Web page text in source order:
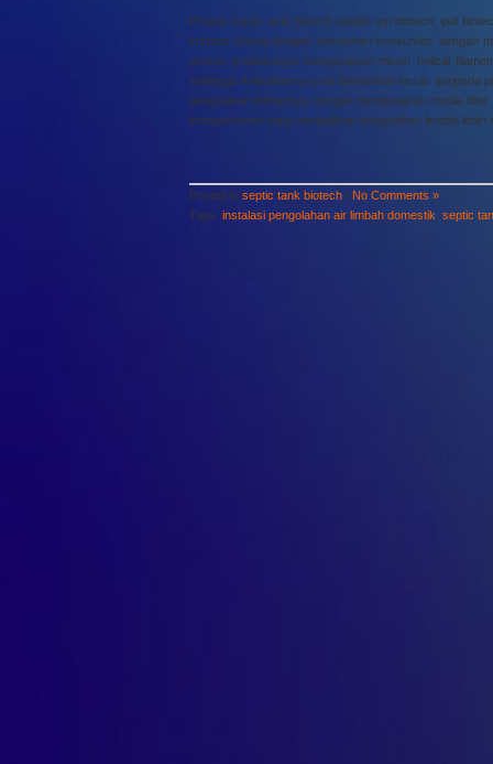
Produk septic tank biotech adalah stp biotech, ipal
khusus sesuai dengan kebutuhan konsumen. dengan
proses produksinya mengunakan mesin helical
sehingga kekuatannya pun bertambah besar daripada
pengolahan limbahnya dengan mengunakan media
kompartemen yang menjadikan pengolahan limbah
Posted in septic tank biotech | No Comments »
Tags: instalasi pengolahan air limbah domestik septic